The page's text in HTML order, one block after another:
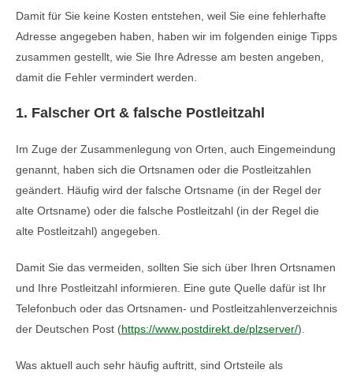
Damit für Sie keine Kosten entstehen, weil Sie eine fehlerhafte
Adresse angegeben haben, haben wir im folgenden einige Tipps
zusammen gestellt, wie Sie Ihre Adresse am besten angeben,
damit die Fehler vermindert werden.
1. Falscher Ort & falsche Postleitzahl
Im Zuge der Zusammenlegung von Orten, auch Eingemeindung
genannt, haben sich die Ortsnamen oder die Postleitzahlen
geändert. Häufig wird der falsche Ortsname (in der Regel der
alte Ortsname) oder die falsche Postleitzahl (in der Regel die
alte Postleitzahl) angegeben.
Damit Sie das vermeiden, sollten Sie sich über Ihren Ortsnamen
und Ihre Postleitzahl informieren. Eine gute Quelle dafür ist Ihr
Telefonbuch oder das Ortsnamen- und Postleitzahlenverzeichnis
der Deutschen Post (https://www.postdirekt.de/plzserver/).
Was aktuell auch sehr häufig auftritt, sind Ortsteile als